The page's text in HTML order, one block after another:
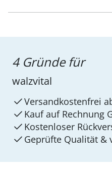
4 Gründe für
walzvital
Versandkostenfrei
Kauf auf Rechnung
Kostenloser
Geprüfte Qualität &